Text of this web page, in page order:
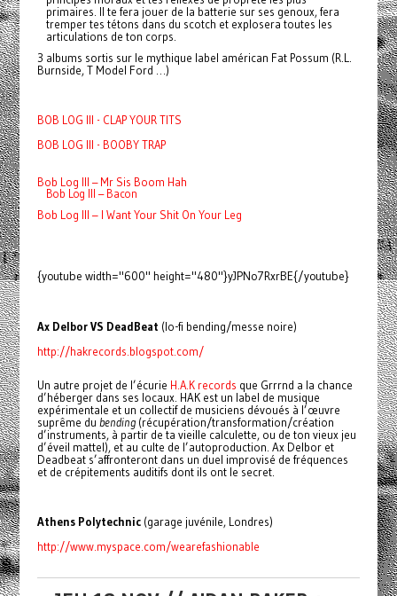
primaires. Il te fera jouer de la batterie sur ses genoux, fera
tremper tes tétons dans du scotch et explosera toutes les
articulations de ton corps.
3 albums sortis sur le mythique label américan Fat Possum (R.L.
Burnside, T Model Ford …)
BOB LOG III - CLAP YOUR TITS
BOB LOG III - BOOBY TRAP
Bob Log III – Mr Sis Boom Hah
Bob Log III – Bacon
Bob Log III – I Want Your Shit On Your Leg
{youtube width="600" height="480"}yJPNo7RxrBE{/youtube}
Ax Delbor VS DeadBeat (lo-fi bending/messe noire)
http://hakrecords.blogspot.com/
Un autre projet de l’écurie H.A.K records que Grrrnd a la chance
d’héberger dans ses locaux. HAK est un label de musique
expérimentale et un collectif de musiciens dévoués à l’œuvre
suprême du bending(récupération/transformation/création
d’instruments, à partir de ta vieille calculette, ou de ton vieux jeu
d’éveil mattel), et au culte de l’autoproduction. Ax Delbor et
Deadbeat s’affronteront dans un duel improvisé de fréquences
et de crépitements auditifs dont ils ont le secret.
Athens Polytechnic(garage juvénile, Londres)
http://www.myspace.com/wearefashionable